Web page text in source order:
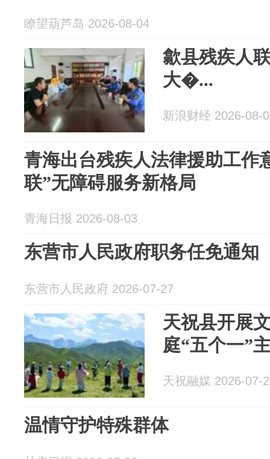
瞭望葫芦岛 2026-08-04
歙县残疾人
大�...
新浪财经 2026-08-
青海出台残疾人法律援助工作
联”无障碍服务新格局
青海日报 2026-08-03
东营市人民政府职务任免通知
东营市人民政府 2026-07-27
天祝县开展
庭“五个一”
天祝融媒 2026-07-
温情守护特殊群体